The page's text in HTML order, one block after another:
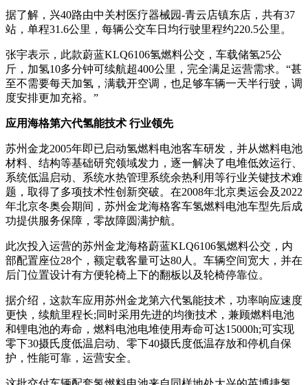
据了解，兴40路由中关村医疗器械园-青云店镇东店，共有37
站，单程31.6公里，每辆公交车日均行驶里程约220.5公里。
张宇表示，此款蔚蓝KLQ6106氢燃料公交，车载储氢25公
斤，加氢10多分钟可续航超400公里，完全满足运营需求。“甚
至不需要每天加氢，满载开空调，也足够车辆一天半行驶，调
度安排更加充裕。”
应用海格第六代氢能技术 行业领先
苏州金龙2005年即已启动氢燃料电池客车研发，并从燃料电池
材料、结构等基础研究领域发力，逐一解决了电堆低效运行、
系统低温启动、系统水热管理系统余热利用等行业关键技术难
题，取得了多项技术性创新突破。在2008年北京奥运会及2022
年北京冬奥会期间，苏州金龙海格客车氢燃料电池车型先后成
功提供服务保障，零故障圆满护航。
此次投入运营的苏州金龙海格蔚蓝KLQ6106氢燃料公交，内
部配置座位28个，额定载客量可达80人。车辆空间宽大，并在
后门位置设计有方便轮椅上下的翻板以及轮椅停靠位。
据介绍，这款车应用苏州金龙第六代氢能技术，功率响应速度
更快，续航里程长;同时采用先进的均衡技术，兼顾燃料电池
和锂电池的寿命，燃料电池电堆使用寿命可达15000h;可实现
零下30摄氏度低温启动、零下40摄氏度低温存放和停机自保
护，性能可靠，运营安全。